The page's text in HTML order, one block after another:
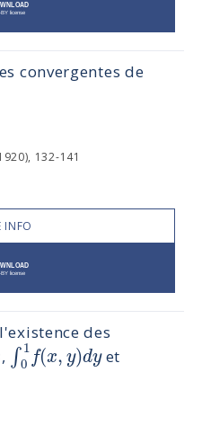
convergentes de
132-141
INFO
des
, ∫ 1
0 f(x,y)dyet